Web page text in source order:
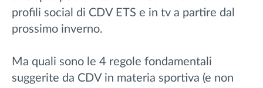
profili social di CDV ETS e in tv a partire dal
prossimo inverno.
Ma quali sono le 4 regole fondamentali
suggerite da CDV in materia sportiva (e non